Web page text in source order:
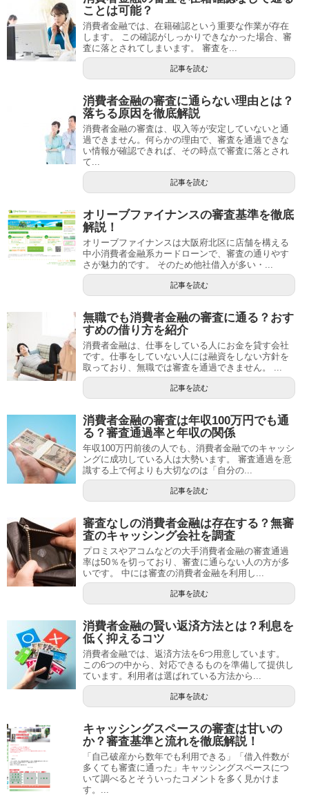
ことは可能？
消費者金融では、在籍確認という重要な作業が存在
します。 この確認がしっかりできなかった場合、審
査に落とされてしまいます。 審査を...
記事を読む
消費者金融の審査に通らない理由とは？
落ちる原因を徹底解説
消費者金融の審査は、収入等が安定していないと通
過できません。何らかの理由で、審査を通過できな
い情報が確認できれば、その時点で審査に落とされ
て...
記事を読む
オリーブファイナンスの審査基準を徹底
解説！
オリーブファイナンスは大阪府北区に店舗を構える
中小消費者金融系カードローンで、審査の通りやす
さが魅力的です。 そのため他社借入が多い・...
記事を読む
無職でも消費者金融の審査に通る？おす
すめの借り方を紹介
消費者金融は、仕事をしている人にお金を貸す会社
です。仕事をしていない人には融資をしない方針を
取っており、無職では審査を通過できません。 ...
記事を読む
消費者金融の審査は年収100万円でも通
る？審査通過率と年収の関係
年収100万円前後の人でも、消費者金融でのキャッシ
ングに成功している人は大勢います。 審査通過を意
識する上で何よりも大切なのは「自分の...
記事を読む
審査なしの消費者金融は存在する？無審
査のキャッシング会社を調査
プロミスやアコムなどの大手消費者金融の審査通過
率は50％を切っており、審査に通らない人の方が多
いです。 中には審査の消費者金融を利用し...
記事を読む
消費者金融の賢い返済方法とは？利息を
低く抑えるコツ
消費者金融では、返済方法を6つ用意しています。
この6つの中から、対応できるものを準備して提供し
ています。利用者は選ばれている方法から...
記事を読む
キャッシングスペースの審査は甘いの
か？審査基準と流れを徹底解説！
「自己破産から数年でも利用できる」「借入件数が
多くても審査に通った」キャッシングスペースにつ
いて調べるとそういったコメントを多く見かけま
す。...